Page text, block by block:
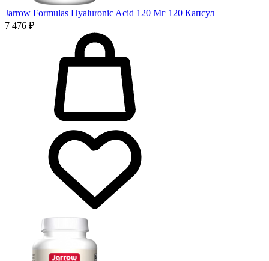
Jarrow Formulas Hyaluronic Acid 120 Мг 120 Капсул
7 476 ₽